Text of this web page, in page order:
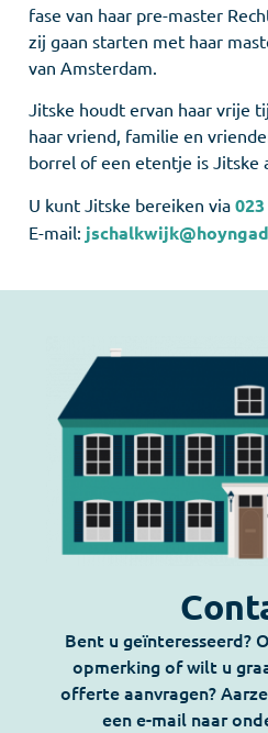
fase van haar pre-master
zij gaan starten met haar
van Amsterdam.
Jitske houdt ervan haar vrije
haar vriend, familie en
borrel of een etentje is Jitske
U kunt Jitske bereiken via 023
E-mail:
Bent u geïnteresseerd?
opmerking of wilt u
offerte aanvragen?
een e-mail naar